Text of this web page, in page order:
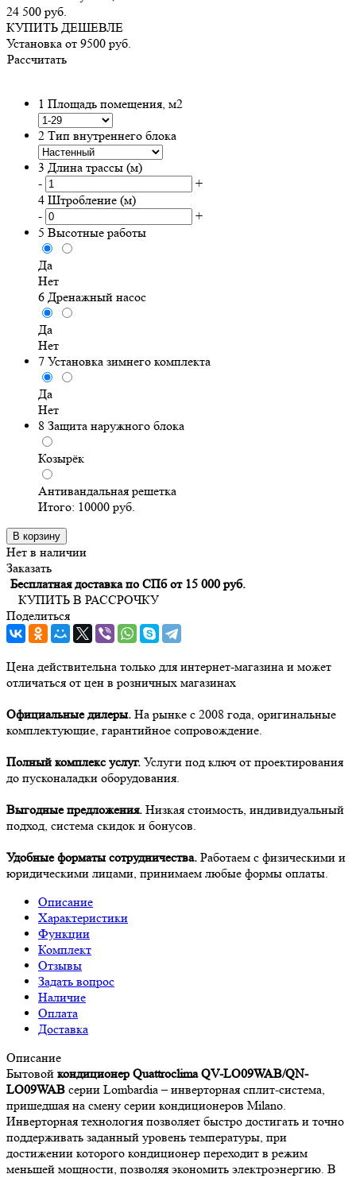
24 500 руб.
КУПИТЬ ДЕШЕВЛЕ
Установка от 9500 руб.
Рассчитать
1 Площадь помещения, м2
2 Тип внутреннего блока
3 Длина трассы (м)
-
+
4 Штробление (м)
-
+
5 Высотные работы
Да
Нет
6 Дренажный насос
Да
Нет
7 Установка зимнего комплекта
Да
Нет
8 Защита наружного блока
Козырёк
Антивандальная решетка
Итого: 10000 руб.
В корзину
Нет в наличии
Заказать
Бесплатная доставка по СПб от 15 000 руб.
КУПИТЬ В РАССРОЧКУ
Поделиться
Цена действительна только для интернет-магазина и может
отличаться от цен в розничных магазинах
Официальные дилеры. На рынке с 2008 года, оригинальные
комплектующие, гарантийное сопровождение.
Полный комплекс услуг. Услуги под ключ от проектирования
до пусконаладки оборудования.
Выгодные предложения. Низкая стоимость, индивидуальный
подход, система скидок и бонусов.
Удобные форматы сотрудничества. Работаем с физическими и
юридическими лицами, принимаем любые формы оплаты.
Описание
Характеристики
Функции
Комплект
Отзывы
Задать вопрос
Наличие
Оплата
Доставка
Описание
Бытовой кондиционер Quattroclima QV-LO09WAB/QN-
LO09WAB серии Lombardia – инверторная сплит-система,
пришедшая на смену серии кондиционеров Milano.
Инверторная технология позволяет быстро достигать и точно
поддерживать заданный уровень температуры, при
достижении которого кондиционер переходит в режим
меньшей мощности, позволяя экономить электроэнергию. В